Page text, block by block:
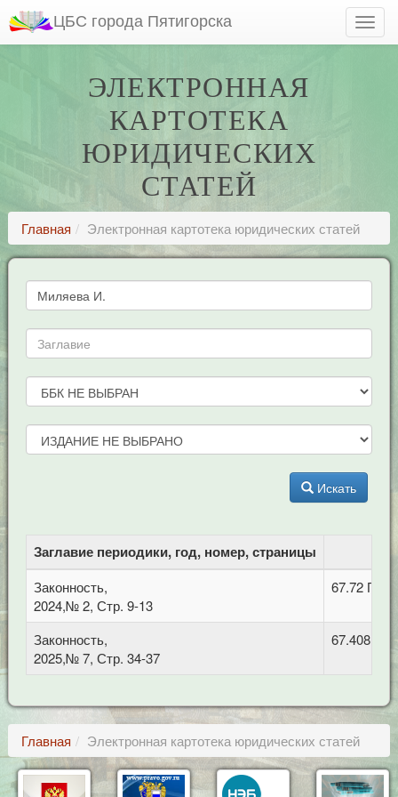
ЦБС города Пятигорска
ЭЛЕКТРОННАЯ
КАРТОТЕКА
ЮРИДИЧЕСКИХ
СТАТЕЙ
Главная Электронная картотека юридических статей
Искать
Заглавие периодики, год, номер, страницы
Законность,
2024,№ 2, Стр. 9-13
67.72
Законность,
2025,№ 7, Стр. 34-37
67.408
Главная Электронная картотека юридических статей